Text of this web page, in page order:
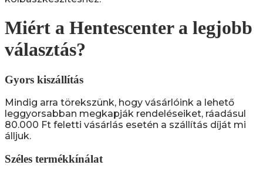
Miért a Hentescenter a legjobb
választás?
Gyors kiszállítás
Mindig arra törekszünk, hogy vásárlóink a lehető
leggyorsabban megkapják rendeléseiket, ráadásul
80.000 Ft feletti vásárlás esetén a szállítás díját mi
álljuk.
Széles termékkínálat